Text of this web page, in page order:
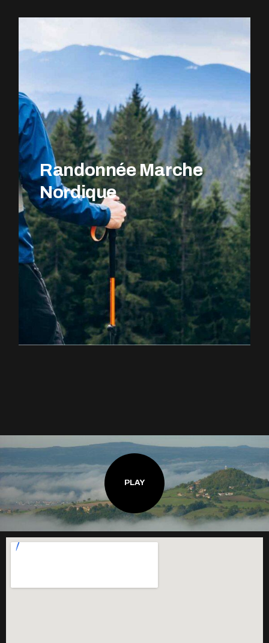
EXPLOREZ LE PARCOURS
Randonnée Marche
Nordique
PLAY